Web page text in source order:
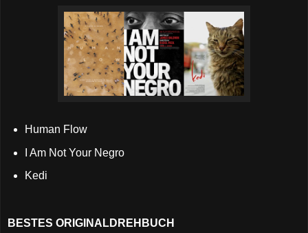
Human Flow
I Am Not Your Negro
Kedi
BESTES ORIGINALDREHBUCH